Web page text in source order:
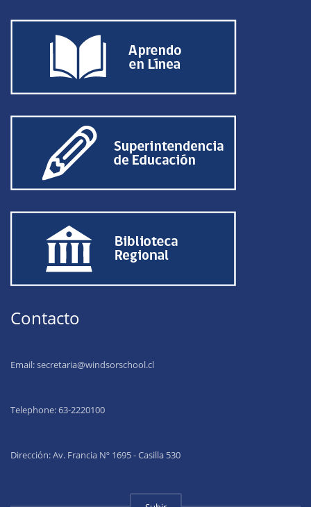
Contacto
Email:secretaria@windsorschool.cl
Telephone: 63-2220100
Dirección: Av. Francia Nº 1695 - Casilla 530